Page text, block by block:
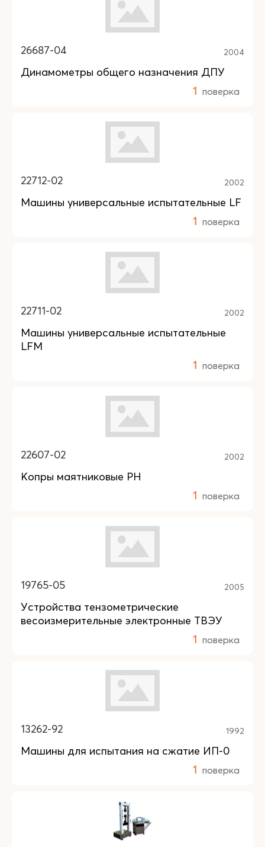
26687-04 2004
Динамометры общего назначения ДПУ
1 поверка
22712-02 2002
Машины универсальные испытательные LF
1 поверка
22711-02 2002
Машины универсальные испытательные
LFM
1 поверка
22607-02 2002
Копры маятниковые PH
1 поверка
19765-05 2005
Устройства тензометрические
весоизмерительные электронные ТВЭУ
1 поверка
13262-92 1992
Машины для испытания на сжатие ИП-0
1 поверка